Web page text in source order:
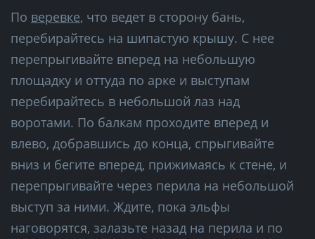
По веревке, что ведет в сторону бань,
перебирайтесь на шипастую крышу. С нее
перепрыгивайте вперед на небольшую
площадку и оттуда по арке и выступам
перебирайтесь в небольшой лаз над
воротами. По балкам проходите вперед и
влево, добравшись до конца, спрыгивайте
вниз и бегите вперед, прижимаясь к стене, и
перепрыгивайте через перила на небольшой
выступ за ними. Ждите, пока эльфы
наговорятся, залазьте назад на перила и по